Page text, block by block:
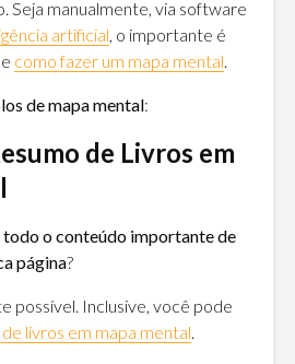
Seja manualmente, via software
artificial, o importante é
como fazer um mapa mental.
de mapa mental:
de Livros em
todo o conteúdo importante de
página?
possível. Inclusive, você pode
livros em mapa mental.